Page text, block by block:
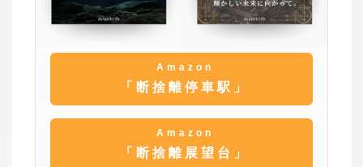
Amazon
「断捨離停車駅」
Amazon
「断捨離展望台」